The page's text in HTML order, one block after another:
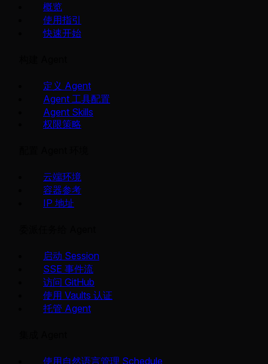
概览
使用指引
快速开始
定义 Agent
Agent 工具配置
Agent Skills
权限策略
云端环境
容器参考
IP 地址
启动 Session
SSE 事件流
访问 GitHub
使用 Vaults 认证
托管 Agent
使用自然语言管理 Schedule